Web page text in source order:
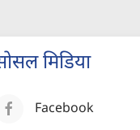
मिडिया
Facebook